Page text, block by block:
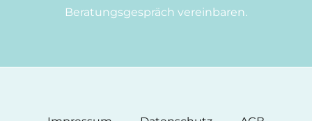
Beratungsgespräch vereinbaren.